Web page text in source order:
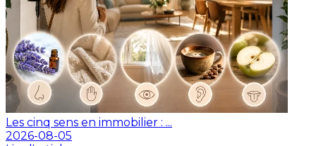
Les cinq sens en immobilier : ...
2026-08-05